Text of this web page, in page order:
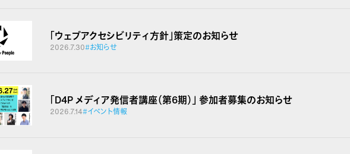
「ウェブアクセシビリティ方針」策定のお知らせ
2026.7.30#お知らせ
「D4P メディア発信者講座（第6期）」 参加者募集のお知らせ
2026.7.14#イベント情報